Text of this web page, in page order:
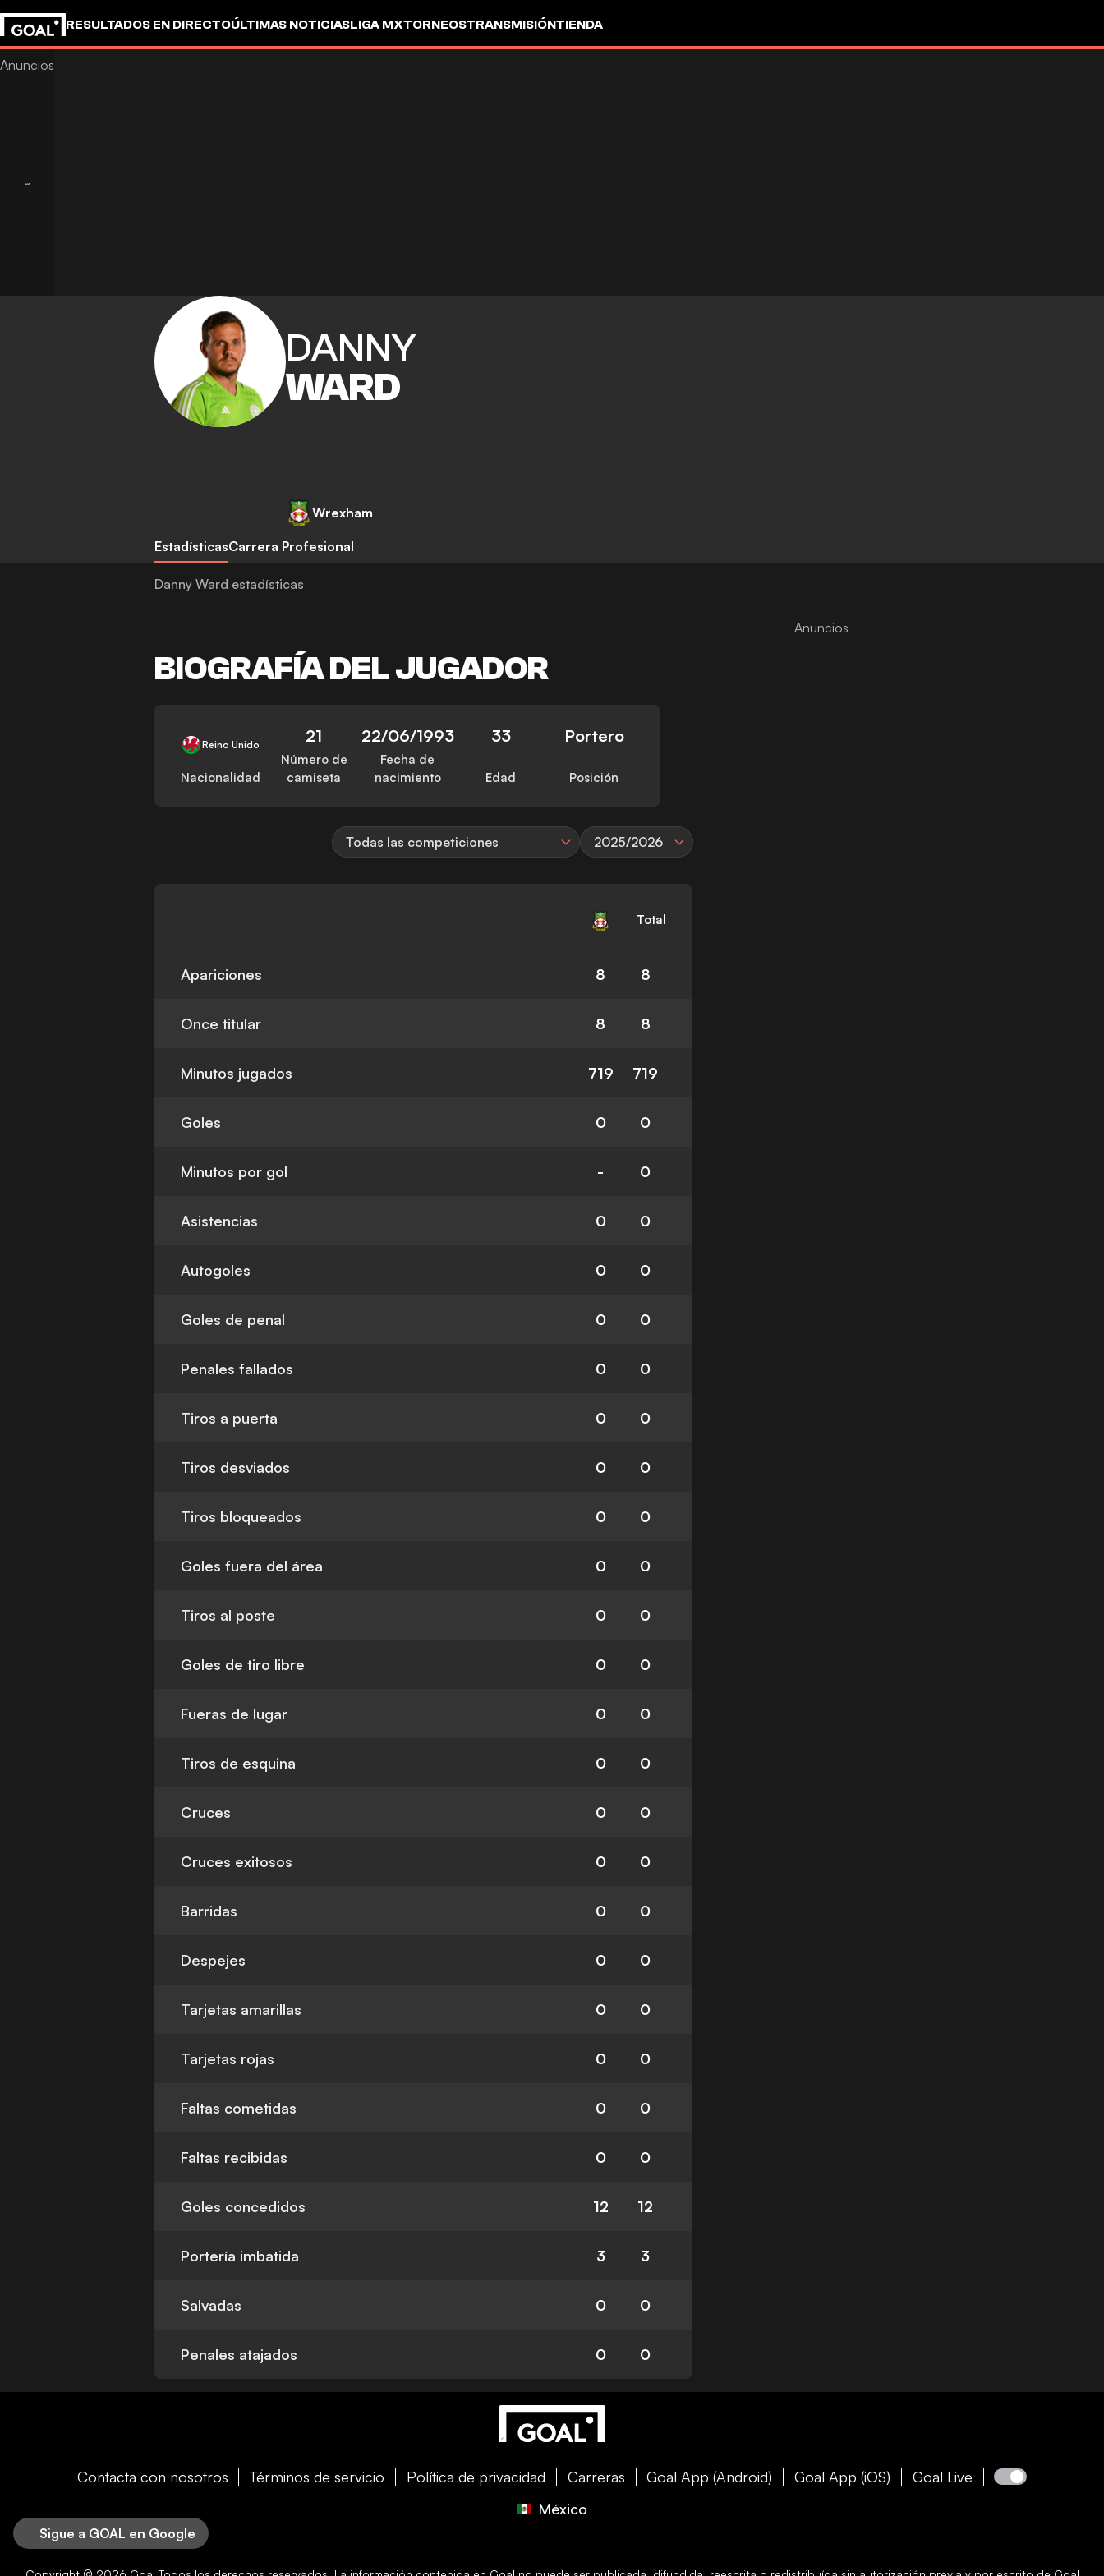
RESULTADOS EN DIRECTOÚLTIMAS NOTICIASLIGA MXTORNEOSTRANSMISIÓNTIENDA
DANNY
WARD
Wrexham
EstadísticasCarrera Profesional
Danny Ward estadísticas
BIOGRAFÍA DEL JUGADOR
Reino Unido
Nacionalidad
21
Número de
camiseta
22/06/1993
Fecha de
nacimiento
33
Edad
Portero
Posición
Todas las competiciones 2025/2026
Total
Apariciones 8 8
Once titular 8 8
Minutos jugados 719 719
Goles 0 0
Minutos por gol - 0
Asistencias 0 0
Autogoles 0 0
Goles de penal 0 0
Penales fallados 0 0
Tiros a puerta 0 0
Tiros desviados 0 0
Tiros bloqueados 0 0
Goles fuera del área 0 0
Tiros al poste 0 0
Goles de tiro libre 0 0
Fueras de lugar 0 0
Tiros de esquina 0 0
Cruces 0 0
Cruces exitosos 0 0
Barridas 0 0
Despejes 0 0
Tarjetas amarillas 0 0
Tarjetas rojas 0 0
Faltas cometidas 0 0
Faltas recibidas 0 0
Goles concedidos 12 12
Portería imbatida 3 3
Salvadas 0 0
Penales atajados 0 0
Contacta con nosotros Términos de servicio Política de privacidad Carreras Goal App (Android) Goal App (iOS)
Goal Live
México
Sigue a GOAL en Google